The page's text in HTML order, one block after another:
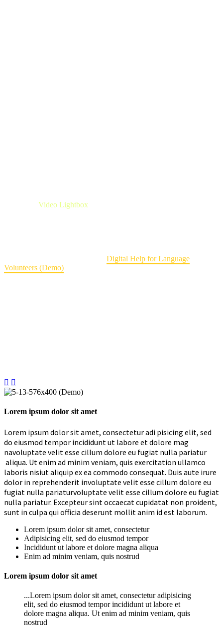
Video Lightbox
Digital Help for Language
Volunteers (Demo)
 
Lorem ipsum dolor sit amet
Lorem ipsum dolor sit amet, consectetur adi pisicing elit, sed
do eiusmod tempor incididunt ut labore et dolore mag
navoluptate velit esse cillum dolore eu fugiat nulla pariatur
aliqua. Ut enim ad minim veniam, quis exercitation ullamco
laboris nisiut aliquip ex ea commodo consequat. Duis aute irure
dolor in reprehenderit involuptate velit esse cillum dolore eu
fugiat nulla pariaturvoluptate velit esse cillum dolore eu fugiat
nulla pariatur. Excepteur sint occaecat cupidatat non proident,
sunt in culpa qui officia deserunt mollit anim id est laborum.
Lorem ipsum dolor sit amet, consectetur
Adipisicing elit, sed do eiusmod tempor
Incididunt ut labore et dolore magna aliqua
Enim ad minim veniam, quis nostrud
Lorem ipsum dolor sit amet
...Lorem ipsum dolor sit amet, consectetur adipisicing
elit, sed do eiusmod tempor incididunt ut labore et
dolore magna aliqua. Ut enim ad minim veniam, quis
nostrud